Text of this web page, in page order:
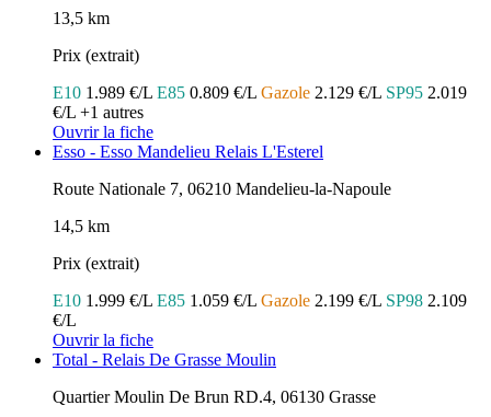
13,5 km
Prix (extrait)
E10 1.989 €/L E85 0.809 €/L Gazole 2.129 €/L SP95 2.019
€/L +1 autres
Ouvrir la fiche
Esso - Esso Mandelieu Relais L'Esterel
Route Nationale 7, 06210 Mandelieu-la-Napoule
14,5 km
Prix (extrait)
E10 1.999 €/L E85 1.059 €/L Gazole 2.199 €/L SP98 2.109
€/L
Ouvrir la fiche
Total - Relais De Grasse Moulin
Quartier Moulin De Brun RD.4, 06130 Grasse